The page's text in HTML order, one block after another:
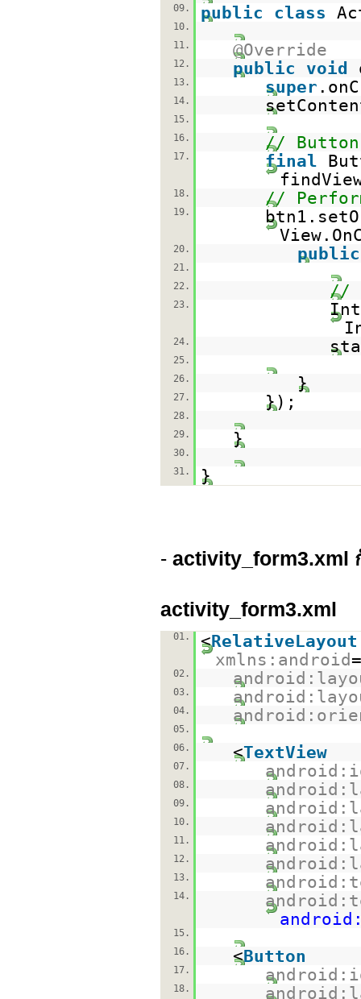
09.
public class
10.
11.
@Override
12. public void
13. super
14.
15.
16.
//
17. final
18. //
19.
20. public
21.
22.
//
23.
24.
25.
26.
}
27. });
28.
29.
}
30.
31.
}
- activity_form3.xml
activity_form3.xml
01. <RelativeLayout
xmlns:android=
02.
03.
04.
05.
06.
<TextView
07.
08.
09.
10.
11.
12.
13.
14.
15.
16.
<Button
17.
18.